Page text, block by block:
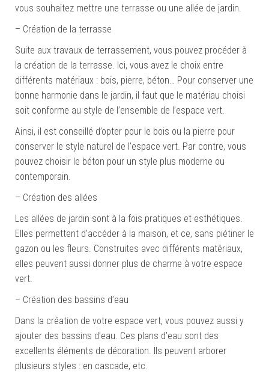
vous souhaitez mettre une terrasse ou une allée de jardin.
– Création de la terrasse
Suite aux travaux de terrassement, vous pouvez procéder à
la création de la terrasse. Ici, vous avez le choix entre
différents matériaux : bois, pierre, béton… Pour conserver une
bonne harmonie dans le jardin, il faut que le matériau choisi
soit conforme au style de l’ensemble de l’espace vert.
Ainsi, il est conseillé d’opter pour le bois ou la pierre pour
conserver le style naturel de l’espace vert. Par contre, vous
pouvez choisir le béton pour un style plus moderne ou
contemporain.
– Création des allées
Les allées de jardin sont à la fois pratiques et esthétiques.
Elles permettent d’accéder à la maison, et ce, sans piétiner le
gazon ou les fleurs. Construites avec différents matériaux,
elles peuvent aussi donner plus de charme à votre espace
vert.
– Création des bassins d’eau
Dans la création de votre espace vert, vous pouvez aussi y
ajouter des bassins d’eau. Ces plans d’eau sont des
excellents éléments de décoration. Ils peuvent arborer
plusieurs styles : en cascade, etc.